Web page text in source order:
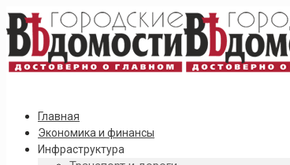
Главная
Экономика и финансы
Инфраструктура